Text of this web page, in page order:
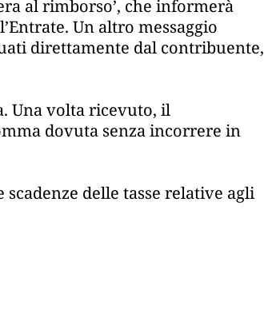
al rimborso’, che informerà
Un altro messaggio
direttamente dal contribuente,
Una volta ricevuto, il
dovuta senza incorrere in
delle tasse relative agli